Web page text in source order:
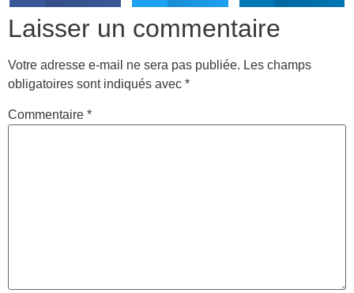
Laisser un commentaire
Votre adresse e-mail ne sera pas publiée. Les champs
obligatoires sont indiqués avec *
Commentaire *